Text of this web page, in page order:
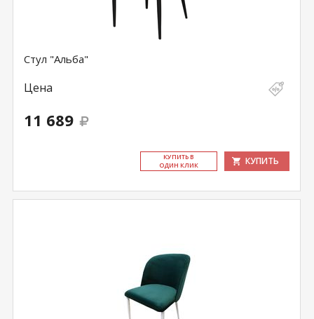
Стул "Альба"
Цена
11 689
КУ­ПИТЬ В
ОДИН КЛИК
КУПИТЬ